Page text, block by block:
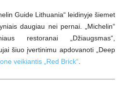
Guide Lithuania“ leidinyje šiemet
daugiau nei pernai. „Michelin“
restoranai „Džiaugsmas“,
šiuo įvertinimu apdovanoti „Deep
veikiantis „Red Brick“.